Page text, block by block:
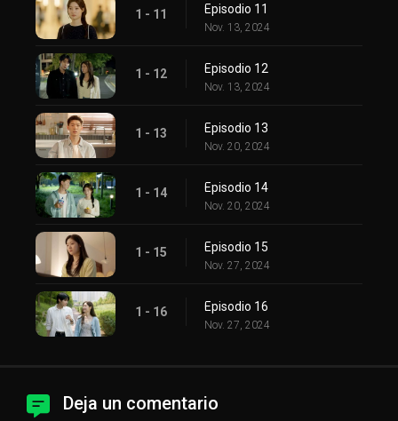
1 - 11 Episodio 11
Nov. 13, 2024
1 - 12 Episodio 12
Nov. 13, 2024
1 - 13 Episodio 13
Nov. 20, 2024
1 - 14 Episodio 14
Nov. 20, 2024
1 - 15 Episodio 15
Nov. 27, 2024
1 - 16 Episodio 16
Nov. 27, 2024
Deja un comentario